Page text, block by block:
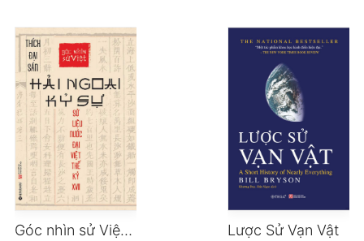
Góc nhìn sử Việt – Hải ngoại kỷ sự Lược Sử Vạn Vật